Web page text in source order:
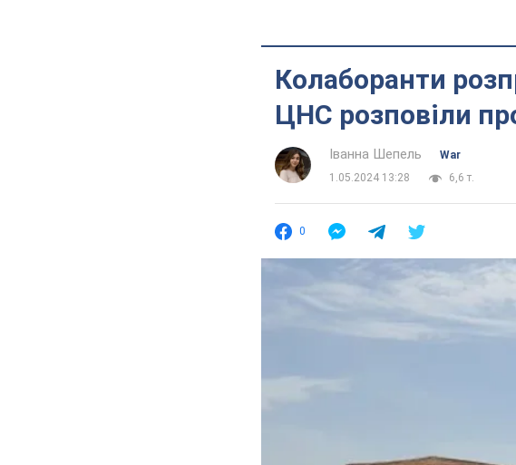
Колаборанти
ЦНС розповіли
Іванна Шепель
War
1.05.2024 13:28
6,6 т.
0